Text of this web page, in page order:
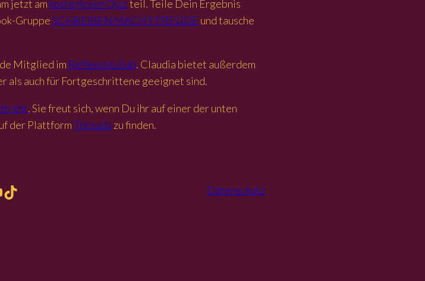
jetzt am kostenlosen Quizteil. Teile Dein Ergebnis
GruppeSCHREIBEN MACHT FREUDE und tausche
Mitglied im Reflexionsclub. Claudia bietet außerdem
als auch für Fortgeschrittene geeignet sind.
. Sie freut sich, wenn Du ihr auf einer der unten
der PlattformThreads zu finden.
TikTok Datenschutz